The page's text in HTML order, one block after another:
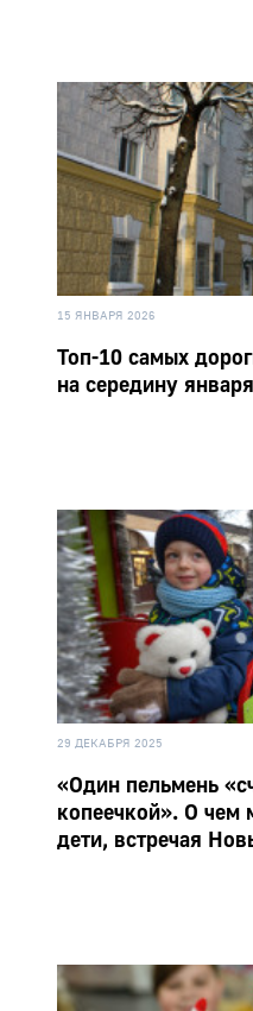
15 ЯНВАРЯ 2026
Топ-10 самых
на середину
29 ДЕКАБРЯ 2025
«Один пельмень
копеечкой». О чем
дети, встречая